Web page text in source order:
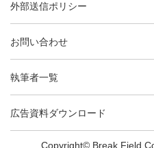
外部送信ポリシー
お問い合わせ
執筆者一覧
広告資料ダウンロード
Copyright© Break Field